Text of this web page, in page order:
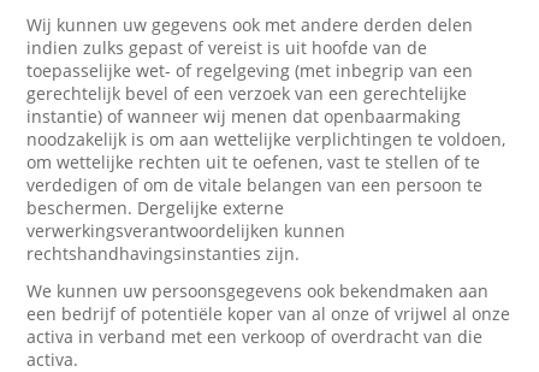
Wij kunnen uw gegevens ook met andere derden delen
indien zulks gepast of vereist is uit hoofde van de
toepasselijke wet- of regelgeving (met inbegrip van een
gerechtelijk bevel of een verzoek van een gerechtelijke
instantie) of wanneer wij menen dat openbaarmaking
noodzakelijk is om aan wettelijke verplichtingen te voldoen,
om wettelijke rechten uit te oefenen, vast te stellen of te
verdedigen of om de vitale belangen van een persoon te
beschermen. Dergelijke externe
verwerkingsverantwoordelijken kunnen
rechtshandhavingsinstanties zijn.
We kunnen uw persoonsgegevens ook bekendmaken aan
een bedrijf of potentiële koper van al onze of vrijwel al onze
activa in verband met een verkoop of overdracht van die
activa.